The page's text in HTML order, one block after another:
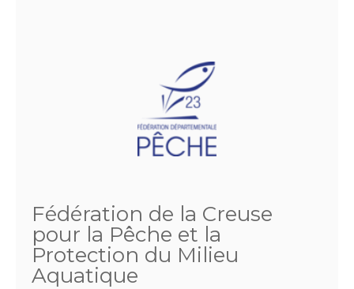
Fédération de la Creuse
pour la Pêche et la
Protection du Milieu
Aquatique